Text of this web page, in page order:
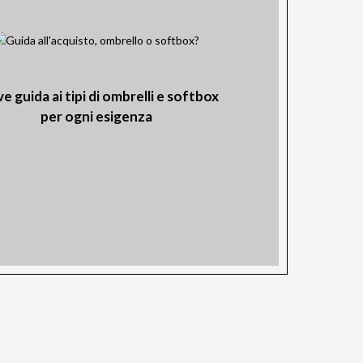
guida ai tipi di ombrelli e softbox
per ogni esigenza